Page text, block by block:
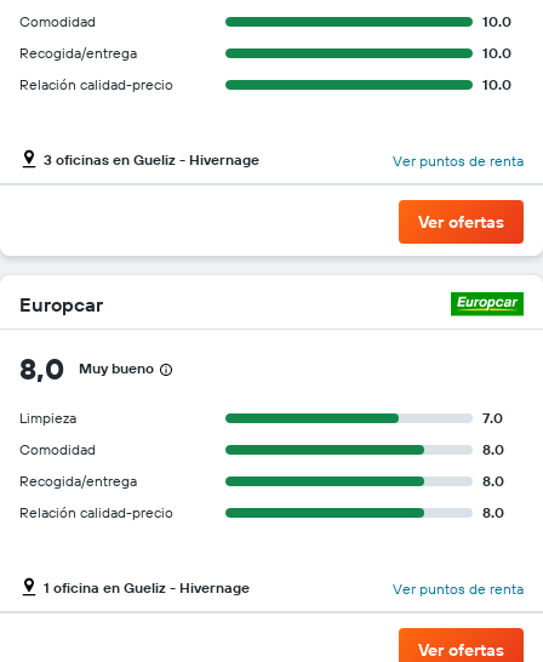
Comodidad
10.0
Recogida/entrega
10.0
Relación calidad-precio
10.0
3 oficinas en Gueliz - Hivernage Ver puntos de renta
Ver ofertas
Europcar
8,0 Muy bueno
Limpieza
7.0
Comodidad
8.0
Recogida/entrega
8.0
Relación calidad-precio
8.0
1 oficina en Gueliz - Hivernage Ver puntos de renta
Ver ofertas